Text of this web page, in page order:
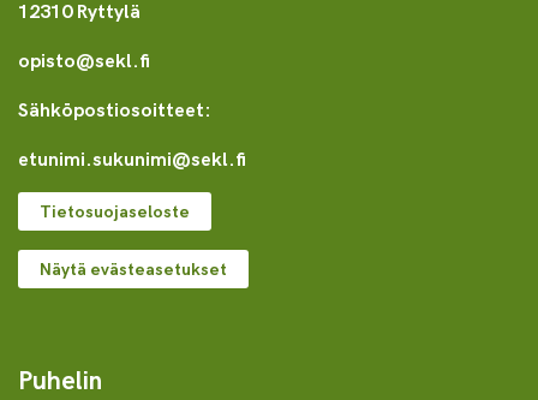
12310 Ryttylä
opisto@sekl.fi
Sähköpostiosoitteet:
etunimi.sukunimi@sekl.fi
Tietosuojaseloste
Näytä evästeasetukset
Puhelin